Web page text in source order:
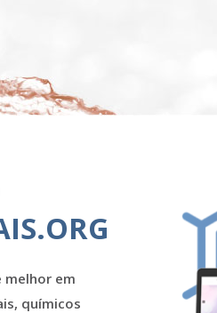
melhor em
químicos